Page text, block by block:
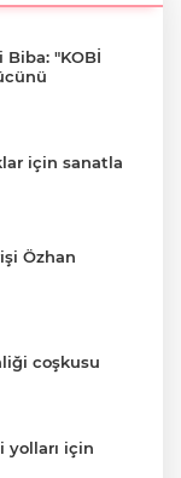
"KOBİ
için sanatla
Özhan
coşkusu
yolları için